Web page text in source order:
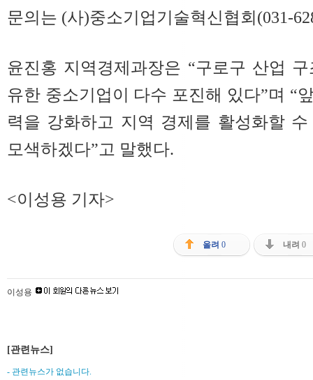
문의는 (사)중소기업기술혁신협회(031-
윤진홍 지역경제과장은 “구로구 산업
유한 중소기업이 다수 포진해 있다”며 “
력을 강화하고 지역 경제를 활성화할
모색하겠다”고 말했다.
<이성용 기자>
올려 0 내려 0
이성용
[관련뉴스]
- 관련뉴스가 없습니다.